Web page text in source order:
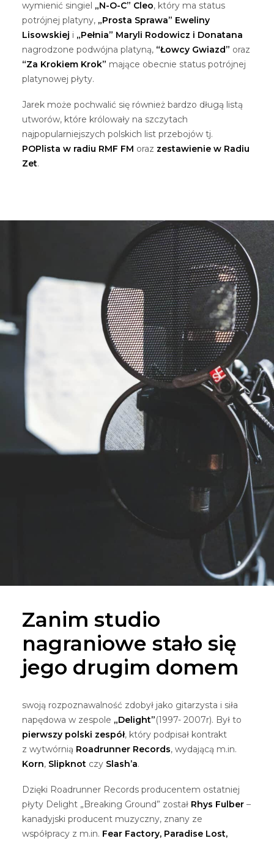
wymienić singiel „N-O-C” Cleo, który ma status
potrójnej platyny, „Prosta Sprawa” Eweliny
Lisowskiej i „Pełnia” Maryli Rodowicz i Donatana
nagrodzone podwójna platyną, “Łowcy Gwiazd” oraz
“Za Krokiem Krok” mające obecnie status potrójnej
platynowej płyty.
Jarek może pochwalić się również bardzo długą listą
utworów, które królowały na szczytach
najpopularniejszych polskich list przebojów tj.
POPlista w radiu RMF FM oraz zestawienie w Radiu
Zet.
Zanim studio
nagraniowe stało się
jego drugim domem
swoją rozpoznawalność zdobył jako gitarzysta i siła
napędowa w zespole „Delight”(1997- 2007r). Był to
pierwszy polski zespół, który podpisał kontrakt
z wytwórnią Roadrunner Records, wydającą m.in.
Korn, Slipknot czy Slash’a.
Dzięki Roadrunner Records producentem ostatniej
płyty Delight „Breaking Ground” został Rhys Fulber –
kanadyjski producent muzyczny, znany ze
współpracy z m.in. Fear Factory, Paradise Lost,